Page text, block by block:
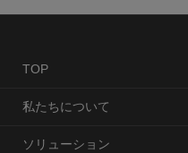
TOP
私たちについて
ソリューション